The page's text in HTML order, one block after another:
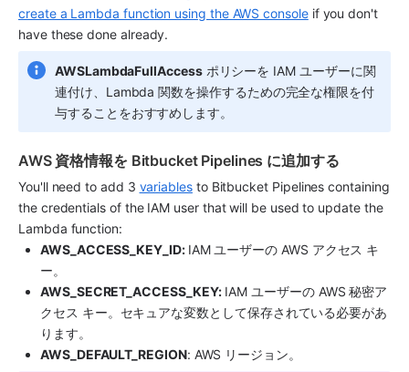
create a Lambda function using the AWS console if you don't
have these done already.
AWSLambdaFullAccess ポリシーを IAM ユーザーに関
連付け、Lambda 関数を操作するための完全な権限を付
与することをおすすめします。
AWS 資格情報を Bitbucket Pipelines に追加する
You'll need to add 3 variables to Bitbucket Pipelines containing
the credentials of the IAM user that will be used to update the
Lambda function:
AWS_ACCESS_KEY_ID: IAM ユーザーの AWS アクセス キ
ー。
AWS_SECRET_ACCESS_KEY: IAM ユーザーの AWS 秘密ア
クセス キー。セキュアな変数として保存されている必要があ
ります。
AWS_DEFAULT_REGION: AWS リージョン。